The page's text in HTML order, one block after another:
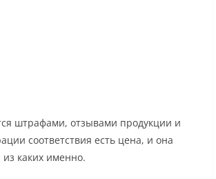
штрафами, отзывами продукции и
соответствия есть цена, и она
каких именно.